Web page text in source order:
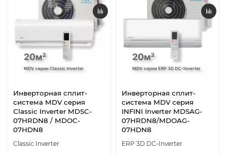
Инверторная сплит-
система MDV серия
Classic Inverter MDSC-
07HRDN8 / MDOC-
07HDN8
Classic Inverter
Инверторная сплит-
система MDV серия
INFINI Inverter MDSAG-
07HRDN8/MDOAG-
07HDN8
ERP 3D DC-Inverter